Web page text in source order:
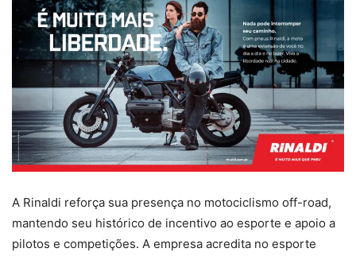
A Rinaldi reforça sua presença no motociclismo off-road,
mantendo seu histórico de incentivo ao esporte e apoio a
pilotos e competições. A empresa acredita no esporte